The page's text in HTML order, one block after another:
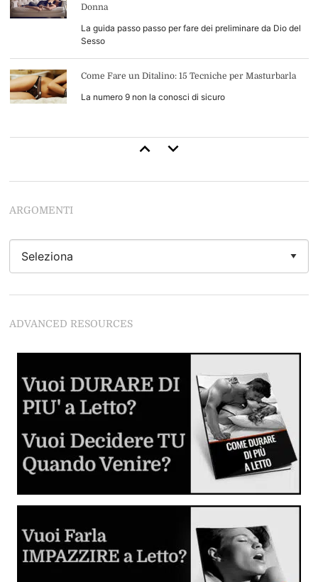
Donna
La guida passo passo per fare dei preliminare da Dio del
Sesso
Come Fare un Ditalino: 15 Tecniche per Masturbarla
La numero 9 non la conosci di sicuro
Guida al Cunnilingus
Imparare dalle lesbiche
Come Fare Sesso Anale: la Guida Completa
Tutto quello che devi sapere sulla penetrazione anale in
Giochi Erotici e Fantasie Sessuali
Inizia a sperimentare e divertirti
ARGOMENTI
ADVANCED RESOURCES